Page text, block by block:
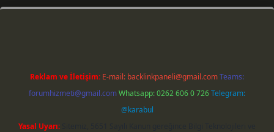
Reklam ve İletişim: E-mail: backlinkpaneli@gmail.comTeams:
forumhizmeti@gmail.comWhatsapp: 0262 606 0 726Telegram:
@karabul
Yasal Uyarı: